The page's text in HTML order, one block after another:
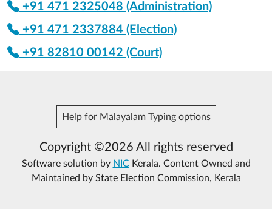
+91 471 2325048 (Administration)
+91 471 2337884 (Election)
+91 82810 00142 (Court)
Help for Malayalam Typing options
Copyright ©2026 All rights reserved
Software solution by NICKerala. Content Owned and
Maintained by State Election Commission, Kerala